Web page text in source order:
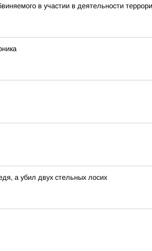
в участии в деятельности
а убил двух стельных лосих